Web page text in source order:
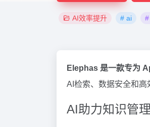
AI效率提升 # ai
Elephas 是一款专为
AI检索、数据安全和高
AI助力知识管